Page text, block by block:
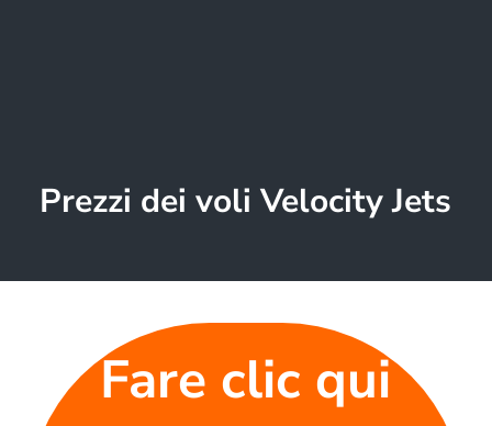
Prezzi dei voli Velocity Jets
Fare clic qui